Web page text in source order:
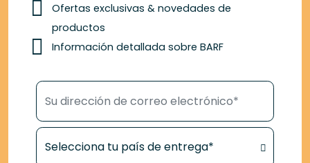
Ofertas exclusivas & novedades de
productos
Información detallada sobre BARF
Su dirección de correo electrónico*
Tu país de entrega*